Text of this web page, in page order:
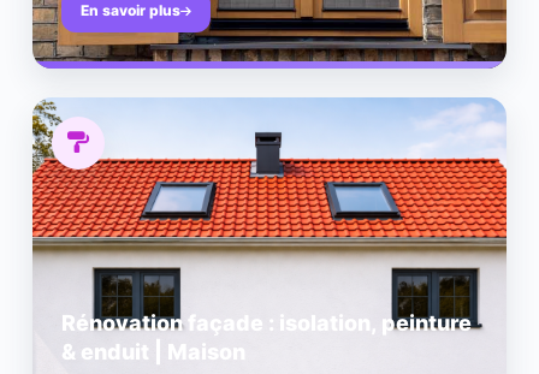
En savoir plus
Rénovation façade : isolation, peinture
& enduit | Maison